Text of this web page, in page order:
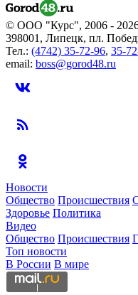
© ООО "Курс", 2006 -
398001, Липецк, пл.
Тел.: (4742) 35-72-96, 35-
email: boss@gorod48.ru
Новости
Общество Происшествия
Здоровье Политика
Видео
Общество Происшествия
Топ новости
В России В мире